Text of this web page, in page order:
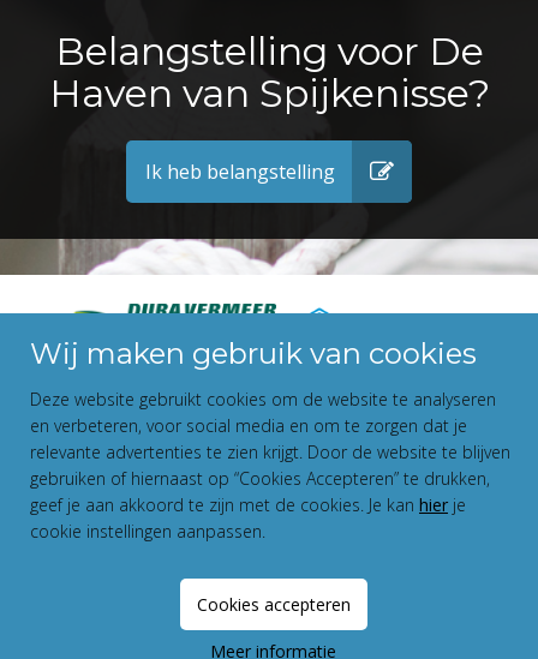
Belangstelling voor De
Haven van Spijkenisse?
Ik heb belangstelling
Privacy Statement
Fundament All Media
Wij maken gebruik van cookies
Deze website gebruikt cookies om de website te analyseren
en verbeteren, voor social media en om te zorgen dat je
relevante advertenties te zien krijgt. Door de website te blijven
gebruiken of hiernaast op “Cookies Accepteren” te drukken,
geef je aan akkoord te zijn met de cookies. Je kan hier je
cookie instellingen aanpassen.
Cookies accepteren
Meer informatie